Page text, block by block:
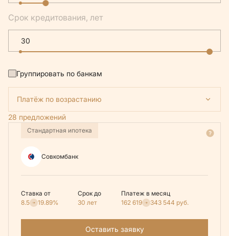
Срок кредитования, лет
Группировать по банкам
Платёж по возрастанию
28 предложений
Стандартная ипотека
Совкомбанк
Ставка от
8.5
19.89%
Срок до
30 лет
Платеж в месяц
162 619
343 544 руб.
Оставить заявку